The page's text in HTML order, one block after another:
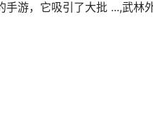
手游，它吸引了大批 ...,武林